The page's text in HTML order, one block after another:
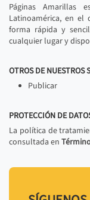
Páginas Amarillas
Latinoamérica, en el
forma rápida y
cualquier lugar y
OTROS DE NUESTROS
Publicar
PROTECCIÓN DE
La política de
consultada en